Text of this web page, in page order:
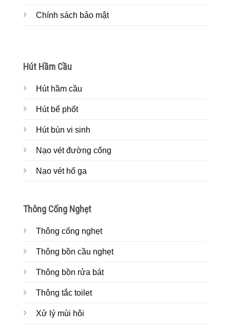
Chính sách bảo mật
Hút Hầm Cầu
Hút hầm cầu
Hút bể phốt
Hút bùn vi sinh
Nạo vét đường cống
Nạo vét hố ga
Thông Cống Nghẹt
Thông cống nghẹt
Thông bồn cầu nghẹt
Thông bồn rửa bát
Thông tắc toilet
Xử lý mùi hôi